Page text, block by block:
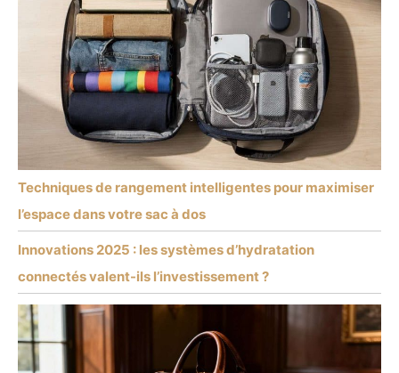
Techniques de rangement intelligentes pour maximiser
l’espace dans votre sac à dos
Innovations 2025 : les systèmes d’hydratation
connectés valent-ils l’investissement ?